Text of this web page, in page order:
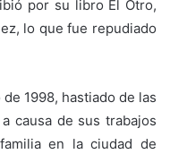
por su libro El Otro,
lo que fue repudiado
1998, hastiado de las
causa de sus trabajos
en la ciudad de